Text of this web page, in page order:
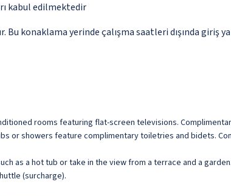
kabul edilmektedir
Bu konaklama yerinde çalışma saatleri dışında
rooms featuring flat-screen televisions.
or showers feature complimentary toiletries and bidets.
as a hot tub or take in the view from a terrace and a
(surcharge).